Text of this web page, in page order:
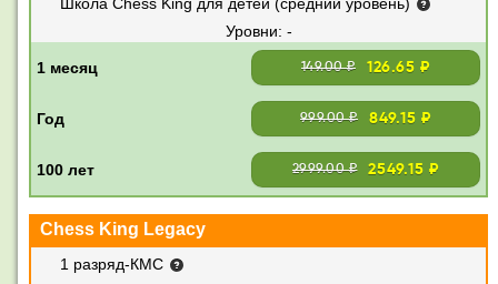
-
149.00 ₽ 126.65 ₽
999.00 ₽ 849.15 ₽
2999.00 ₽ 2549.15 ₽
Chess King Legacy
1 разряд-КМС